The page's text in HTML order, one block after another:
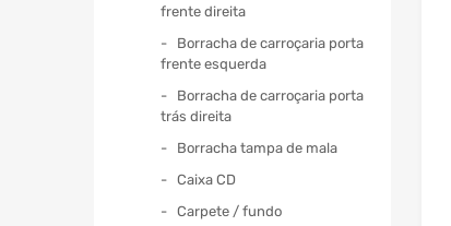
frente direita
Borracha de carroçaria porta
frente esquerda
Borracha de carroçaria porta
trás direita
Borracha tampa de mala
Caixa CD
Carpete / fundo